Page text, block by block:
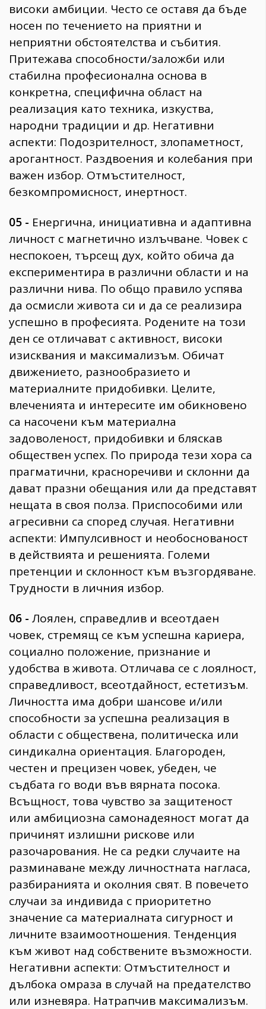
високи амбиции. Често се оставя да бъде
носен по течението на приятни и
неприятни обстоятелства и събития.
Притежава способности/заложби или
стабилна професионална основа в
конкретна, специфична област на
реализация като техника, изкуства,
народни традиции и др. Негативни
аспекти: Подозрителност, злопаметност,
арогантност. Раздвоения и колебания при
важен избор. Отмъстителност,
безкомпромисност, инертност.
05 - Енергична, инициативна и адаптивна
личност с магнетично излъчване. Човек с
неспокоен, търсещ дух, който обича да
експериментира в различни области и на
различни нива. По общо правило успява
да осмисли живота си и да се реализира
успешно в професията. Родените на този
ден се отличават с активност, високи
изисквания и максимализъм. Обичат
движението, разнообразието и
материалните придобивки. Целите,
влеченията и интересите им обикновено
са насочени към материална
задоволеност, придобивки и бляскав
обществен успех. По природа тези хора са
прагматични, красноречиви и склонни да
дават празни обещания или да представят
нещата в своя полза. Приспособими или
агресивни са според случая. Негативни
аспекти: Импулсивност и необоснованост
в действията и решенията. Големи
претенции и склонност към възгордяване.
Трудности в личния избор.
06 - Лоялен, справедлив и всеотдаен
човек, стремящ се към успешна кариера,
социално положение, признание и
удобства в живота. Отличава се с лоялност,
справедливост, всеотдайност, естетизъм.
Личността има добри шансове и/или
способности за успешна реализация в
области с обществена, политическа или
синдикална ориентация. Благороден,
честен и прецизен човек, убеден, че
съдбата го води във вярната посока.
Всъщност, това чувство за защитеност
или амбициозна самонадеяност могат да
причинят излишни рискове или
разочарования. Не са редки случаите на
разминаване между личностната нагласа,
разбиранията и околния свят. В повечето
случаи за индивида с приоритетно
значение са материалната сигурност и
личните взаимоотношения. Тенденция
към живот над собствените възможности.
Негативни аспекти: Отмъстителност и
дълбока омраза в случай на предателство
или изневяра. Натрапчив максимализъм.